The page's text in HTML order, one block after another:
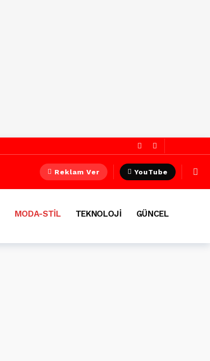
Reklam Ver YouTube
MODA-STİL TEKNOLOJİ
GÜNCEL